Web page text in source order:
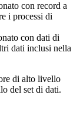
con record a
i processi di
con dati di
dati inclusi nella
di alto livello
del set di dati.